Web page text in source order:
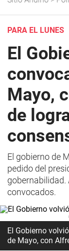
PARA EL LUNES
El
Mayo,
de
El gobierno de
pedido del
gobernabilidad.
convocados.
El Gobierno
de Mayo, con